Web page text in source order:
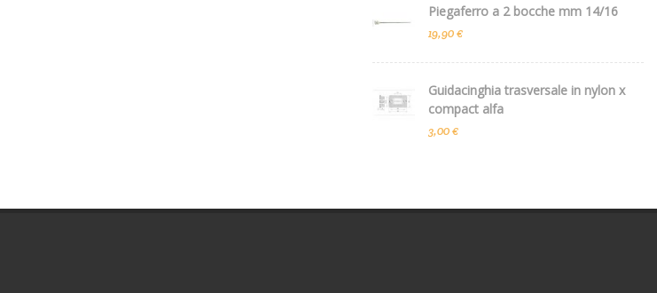
Piegaferro a 2 bocche mm 14/16
19,90 €
Guidacinghia trasversale in nylon x
compact alfa
3,00 €